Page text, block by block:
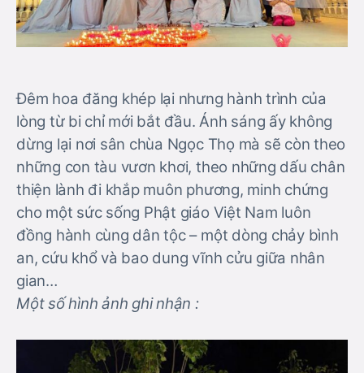
Đêm hoa đăng khép lại nhưng hành trình của
lòng từ bi chỉ mới bắt đầu. Ánh sáng ấy không
dừng lại nơi sân chùa Ngọc Thọ mà sẽ còn theo
những con tàu vươn khơi, theo những dấu chân
thiện lành đi khắp muôn phương, minh chứng
cho một sức sống Phật giáo Việt Nam luôn
đồng hành cùng dân tộc – một dòng chảy bình
an, cứu khổ và bao dung vĩnh cửu giữa nhân
gian…
Một số hình ảnh ghi nhận :